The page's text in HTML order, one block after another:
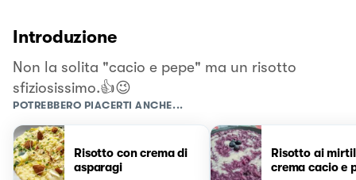
Introduzione
Non la solita "cacio e pepe" ma un risotto
sfiziosissimo.👍😉
POTREBBERO PIACERTI ANCHE...
Risotto con crema di
asparagi
Risotto ai
crema cacio e